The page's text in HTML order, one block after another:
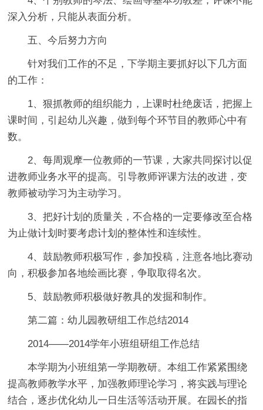
深入分析，只能从表面分析。
五、今后努力方向
针对我们工作的不足，下学期主要抓好以下几方面
的工作：
1、狠抓教师的组织能力，上课时杜绝废话，把握上
课时间，引起幼儿兴趣，做到每个环节目的教师心中有
数。
2、每周观摩一位教师的一节课，大家共同探讨以促
进教师业务水平的提高。引导教师评课方法的改进，变
教师被动学习为主动学习。
3、把好计划的质量关，不合格的一定要修改至合格
为止做计划时要考虑计划的整体性和连续性。
4、鼓励教师积极写作，参加投稿，注意各地比赛动
向，积极参加各地绘画比赛，争取取得名次。
5、鼓励教师积极做好教具的发掘和制作。
第二篇：幼儿园教研组工作总结2014
2014——2014学年小班组研组工作总结
本学期为小班组第一学期教研。本组工作紧紧围绕
提高教师教学水平，加强教师理论学习，将实践与理论
结合，逐步优化幼儿一日生活等活动开展。在园长的指